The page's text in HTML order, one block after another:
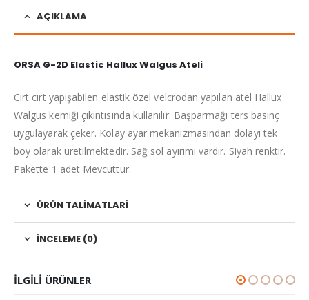
AÇIKLAMA
ORSA G-2D Elastic Hallux Walgus Ateli
Cırt cırt yapışabilen elastik özel velcrodan yapılan atel Hallux
Walgus kemiği çıkıntısında kullanılır. Başparmağı ters basınç
uygulayarak çeker. Kolay ayar mekanizmasından dolayı tek
boy olarak üretilmektedir. Sağ sol ayırımı vardır. Siyah renktir.
Pakette 1 adet Mevcuttur.
ÜRÜN TALIMATLARI
İNCELEME (0)
ILGILI ÜRÜNLER